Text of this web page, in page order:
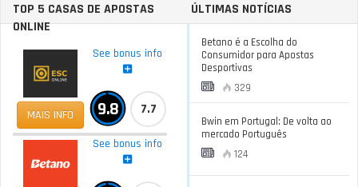
TOP 5 CASAS DE APOSTAS
ONLINE
MAIS INFO
See bonus info
9.8 7.7
See bonus info
ÚLTIMAS NOTÍCIAS
Betano é a Escolha do
Consumidor para Apostas
Desportivas
329
Bwin em Portugal: De volta ao
mercado Português
124